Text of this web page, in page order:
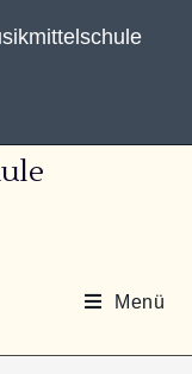
Menü